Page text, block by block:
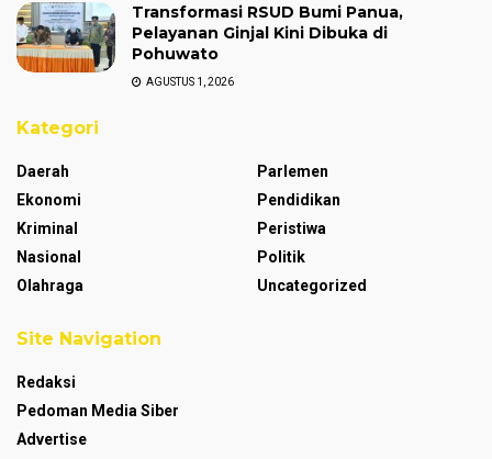
Transformasi RSUD Bumi Panua,
Pelayanan Ginjal Kini Dibuka di
Pohuwato
AGUSTUS 1, 2026
Kategori
Daerah
Ekonomi
Kriminal
Nasional
Olahraga
Parlemen
Pendidikan
Peristiwa
Politik
Uncategorized
Site Navigation
Redaksi
Pedoman Media Siber
Advertise